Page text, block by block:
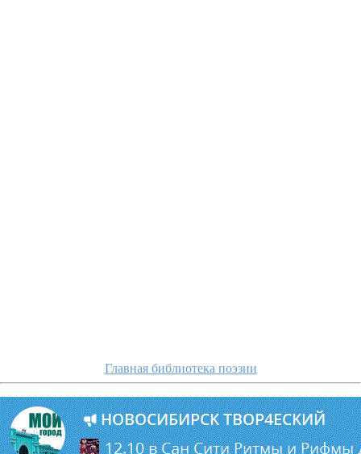
Главная библиотека поэзии